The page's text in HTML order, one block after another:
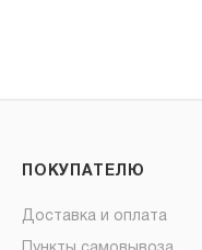
ПОКУПАТЕЛЮ
Доставка и оплата